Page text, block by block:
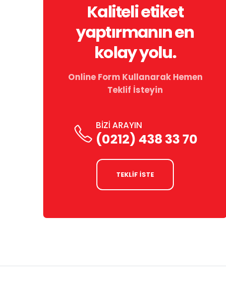
Kaliteli etiket
yaptırmanın en
kolay yolu.
Online Form Kullanarak Hemen
Teklif İsteyin
BİZİ ARAYIN
(0212) 438 33 70
TEKLİF İSTE